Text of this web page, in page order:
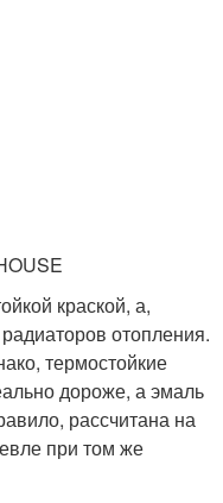
краской, а,
отопления.
термостойкие
дороже, а эмаль
рассчитана на
при том же